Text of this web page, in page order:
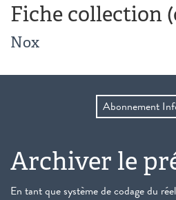
Fiche collection
Nox
Abonnement
Archiver le
En tant que système de codage du